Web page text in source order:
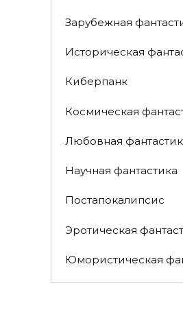
Зарубежная
Историческая
Киберпанк
Космическая
Любовная
Научная фантастика
Постапокалипсис
Эротическая
Юмористическая